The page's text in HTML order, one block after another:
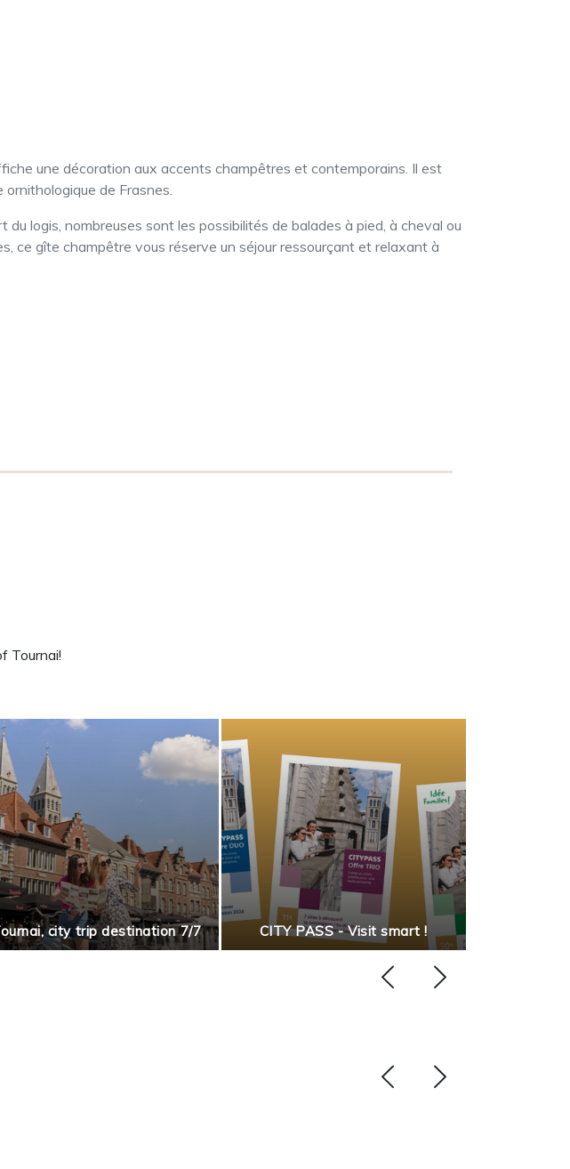
une décoration aux accents champêtres et contemporains. Il est
de Frasnes.
logis, nombreuses sont les possibilités de balades à pied, à cheval ou
ce gîte champêtre vous réserve un séjour ressourçant et relaxant à
Tournai!
city trip destination 7/7 CITY PASS - Visit smart !